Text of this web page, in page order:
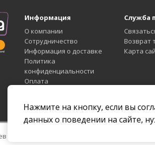
Нажмите на кнопку, если вы
данных о поведении на сайте,
Информация
О компании
Сотрудничество
Информация о доставке
Политика
конфиденциальности
Оплата
Служба
Возврат
Карта
oboi-torg © 2026